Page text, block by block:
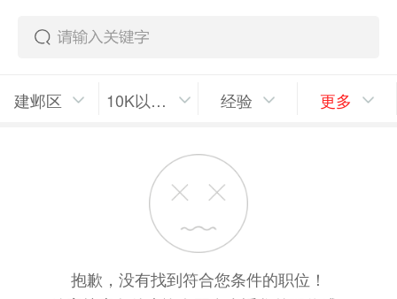
建邺区 10K以上/月 经验 更多
抱歉，没有找到符合您条件的职位！